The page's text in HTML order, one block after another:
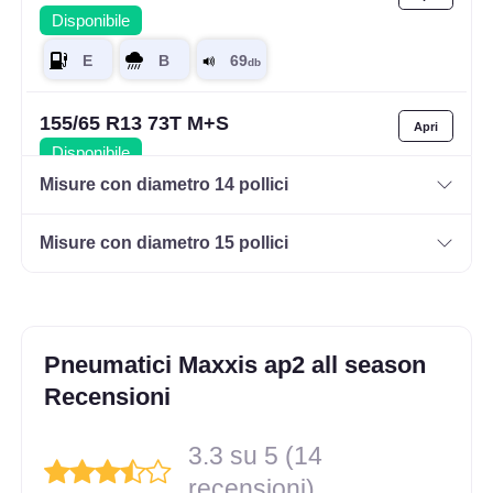
Disponibile
155/65 R13 73T M+S
Disponibile
155/70 R13 75T M+S
175/70 R13 82T M+S
Misure con diametro 14 pollici
Misure con diametro 15 pollici
Pneumatici Maxxis ap2 all season
Recensioni
3.3 su 5 (14